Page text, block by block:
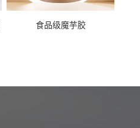
食品级魔芋胶